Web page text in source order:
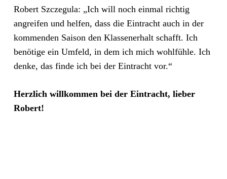
Robert Szczegula: „Ich will noch einmal richtig
angreifen und helfen, dass die Eintracht auch in der
kommenden Saison den Klassenerhalt schafft. Ich
benötige ein Umfeld, in dem ich mich wohlfühle. Ich
denke, das finde ich bei der Eintracht vor.“
Herzlich willkommen bei der Eintracht, lieber
Robert!